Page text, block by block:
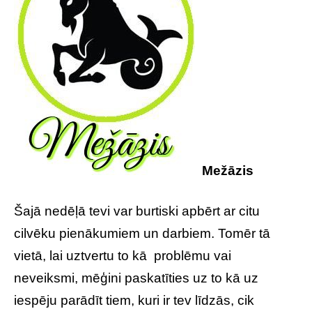
Mežāzis
Šajā nedēļā tevi var burtiski apbērt ar citu
cilvēku pienākumiem un darbiem. Tomēr tā
vietā, lai uztvertu to kā problēmu vai
neveiksmi, mēģini paskatīties uz to kā uz
iespēju parādīt tiem, kuri ir tev līdzās, cik